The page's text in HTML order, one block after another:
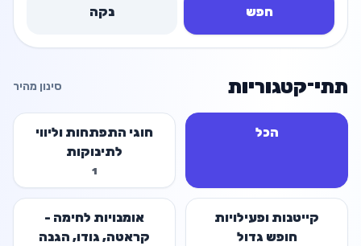
חפש נקה
תתי־קטגוריות סינון מהיר
הכל
חוגי התפתחות וליווי
לתינוקות
1
קייטנות ופעילויות
חופש גדול
אומנויות לחימה -
קראטה, גודו, הגנה